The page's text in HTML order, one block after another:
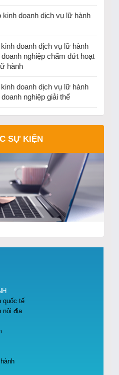
kinh doanh dịch vụ lữ hành
doanh dịch vụ lữ hành
nghiệp chấm dứt hoạt
hành
doanh dịch vụ lữ hành
nghiệp giải thể
SỰ KIỆN
quốc tế
nội địa